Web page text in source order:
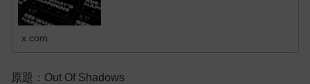
x.com
原題：Out Of Shadows